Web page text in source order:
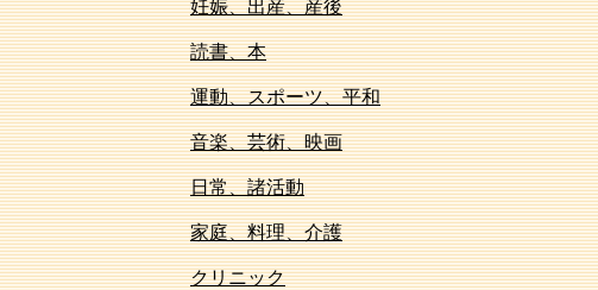
妊娠、出産、産後
読書、本
運動、スポーツ、平和
音楽、芸術、映画
日常、諸活動
家庭、料理、介護
クリニック